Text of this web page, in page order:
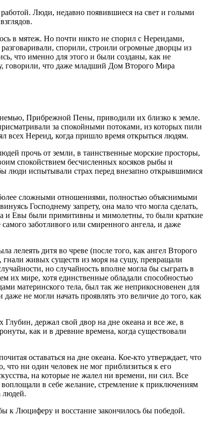
Люди, недавно появившиеся на свет и голыми
в мятеж. Но почти никто не спорил с Нереидами,
спорили, строили огромные дворцы из
что именно для этого и были созданы, как не
говорили, что даже младший Дом Второго Мира
Прибрежной Пены, приводили их близко к земле.
за спокойными потоками, из которых пили
всех Нереид, когда пришло время открыться людям.
прочь от земли, в таинственные морские просторы,
спокойствием бесчисленных косяков рыбы и
люди испытывали страх перед внезапно открывшимися
сложными отношениями, полностью объяснимыми
Господнему запрету, она мало что могла сделать,
и Евы были примитивны и мимолетны, то были краткие
заботливого или смиренного ангела, и даже
дитя во чреве (после того, как ангел Второго
живых существ из моря на сушу, превращали
но случайность вполне могла бы сыграть в
их мире, хотя единственные обладали способностью
материнского тела, был так же неприкосновенен для
не могли начать проявлять это величие до того, как
держал свой двор на дне океана и все же, в
как и в древние времена, когда существовали
оставаться на дне океана. Кое-кто утверждает, что
что ни один человек не мог приблизиться к его
на которые не жалел ни времени, ни сил. Все
в себе желание, стремление к приключениям
людей.
к Люциферу и восстание закончилось бы победой.